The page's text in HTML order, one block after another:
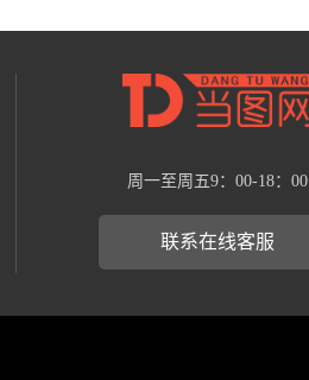
周一至周五9：00-18：00
联系在线客服